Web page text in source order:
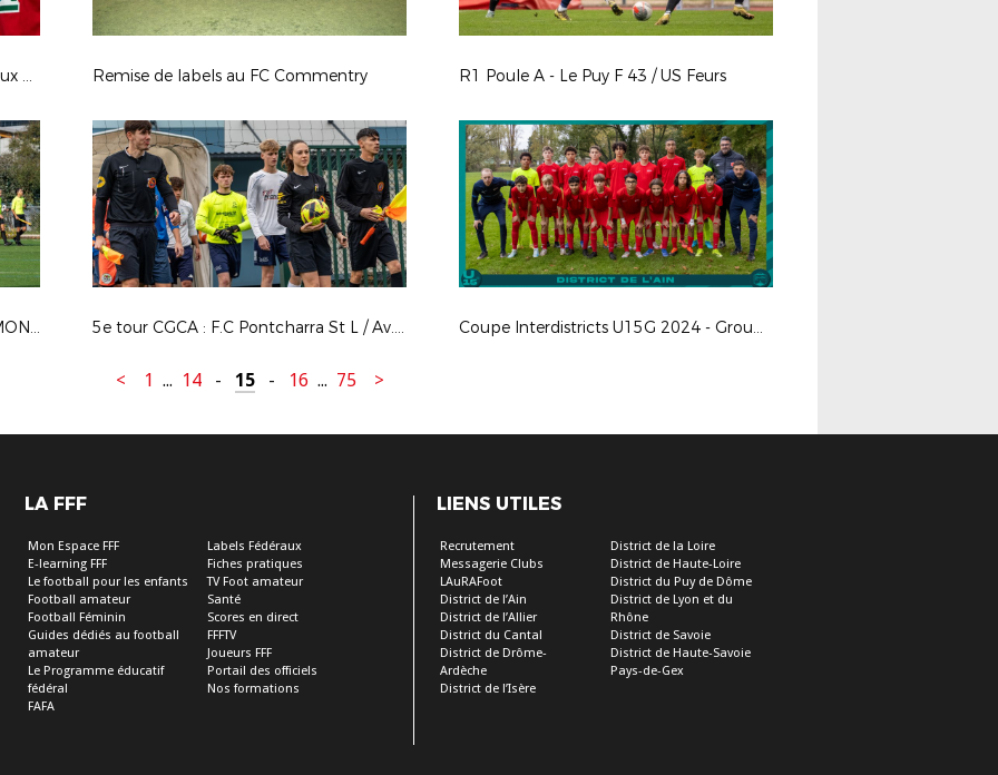
CDF 7e tour : AS Guéreins Genouilleux Montceaux / UF Mâcon Remise de labels au FC Commentry R1 Poule A - Le Puy F 43 / US Feurs
4e tour CDF F : ANDREZIEUX / GF MONTLUCON 5e tour CGCA : F.C Pontcharra St L / Av.S. Sud Ardèche Football Coupe Interdistricts U15G 2024 - Groupe B
< 1 ... 14 - 15 - 16 ... 75 >
LA FFF
Mon Espace FFF
E-learning FFF
Le football pour les enfants
Football amateur
Football Féminin
Guides dédiés au football
amateur
Le Programme éducatif
fédéral
FAFA
Labels Fédéraux
Fiches pratiques
TV Foot amateur
Santé
Scores en direct
FFFTV
Joueurs FFF
Portail des officiels
Nos formations
LIENS UTILES
Recrutement
Messagerie Clubs
LAuRAFoot
District de l’Ain
District de l’Allier
District du Cantal
District de Drôme-
Ardèche
District de l’Isère
District de la Loire
District de Haute-Loire
District du Puy de Dôme
District de Lyon et du
Rhône
District de Savoie
District de Haute-Savoie
Pays-de-Gex